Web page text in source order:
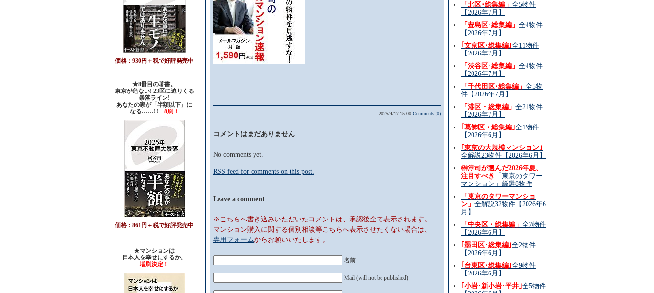
価格：930円＋税で好評発売中
★8冊目の著書。
東京が危ない! 23区に迫りくる
暴落ライン!
あなたの家が「半額以下」に
なる……! ! 8刷！
価格：861円＋税で好評発売中
★マンションは
日本人を幸せにするか。
増刷決定！
2025/4/17 15:00 Comments (0)
コメントはまだありません
No comments yet.
RSS feed for comments on this post.
Leave a comment
※こちらへ書き込みいただいたコメントは、承認後全て表示されます。
マンション購入に関する個別相談等こちらへ表示させたくない場合は、
専用フォームからお願いいたします。
名前
Mail (will not be published)
「北区･総集編」 全5物件
【2026年7月】
「豊島区･総集編」 全4物件
【2026年7月】
｢文京区･総集編｣全11物件
【2026年7月】
「渋谷区･総集編」 全4物件
【2026年7月】
「千代田区･総集編」 全5物
件【2026年7月】
「港区・総集編」 全21物件
【2026年7月】
｢葛飾区・総集編｣全1物件
【2026年6月】
｢東京の大規模マンション｣
全解説23物件【2026年6月】
榊淳司が選んだ2026年夏、
注目すべき
「東京のタワー
マンション」厳選8物件
「東京のタワーマンショ
ン」 全解説32物件【2026年6
月】
「中央区・総集編」 全7物件
【2026年6月】
｢墨田区･総集編｣全2物件
【2026年6月】
｢台東区･総集編｣全9物件
【2026年6月】
｢小岩･新小岩･平井｣全5物件